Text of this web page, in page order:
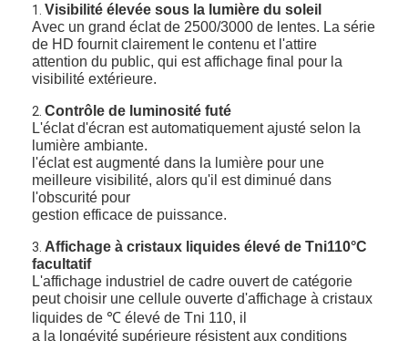
1.Visibilité élevée sous la lumière du soleil
Avec un grand éclat de 2500/3000 de lentes. La série
de HD fournit clairement le contenu et l'attire
attention du public, qui est affichage final pour la
visibilité extérieure.
2.Contrôle de luminosité futé
L'éclat d'écran est automatiquement ajusté selon la
lumière ambiante.
l'éclat est augmenté dans la lumière pour une
meilleure visibilité, alors qu'il est diminué dans
l'obscurité pour
gestion efficace de puissance.
3. Affichage à cristaux liquides élevé de Tni110°C
facultatif
L'affichage industriel de cadre ouvert de catégorie
peut choisir une cellule ouverte d'affichage à cristaux
liquides de ℃ élevé de Tni 110, il
a la longévité supérieure résistent aux conditions